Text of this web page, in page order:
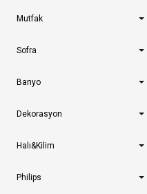
Mutfak
Sofra
Banyo
Dekorasyon
Halı&Kilim
Philips